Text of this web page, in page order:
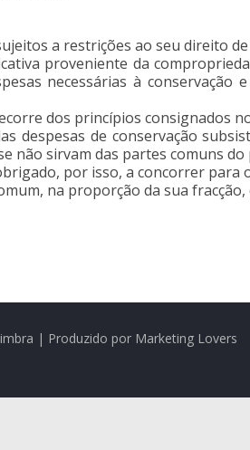
a restrições ao seu direito
proveniente da
necessárias à
dos princípios consignados no
despesas de conservação
não sirvam das partes comuns do
por isso, a concorrer para
na proporção da sua
| Produzido por Marketing Lovers